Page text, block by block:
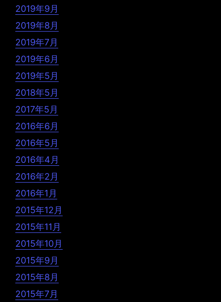
2019年9月
2019年8月
2019年7月
2019年6月
2019年5月
2018年5月
2017年5月
2016年6月
2016年5月
2016年4月
2016年2月
2016年1月
2015年12月
2015年11月
2015年10月
2015年9月
2015年8月
2015年7月